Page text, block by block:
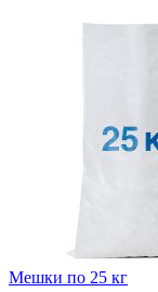
Мешки по 25 кг